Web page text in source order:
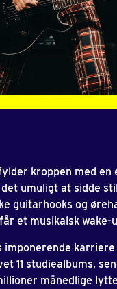
kroppen med en
umuligt at sidde
guitarhooks og
et musikalsk wake-
imponerende
11 studiealbums,
månedlige